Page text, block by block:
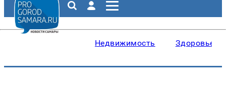
Недвижимость Здоровье